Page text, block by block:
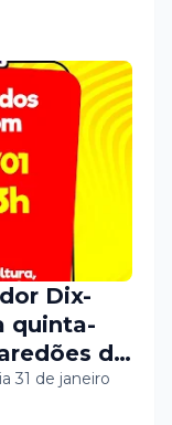
história
Dix-
quinta-
de
31 de janeiro